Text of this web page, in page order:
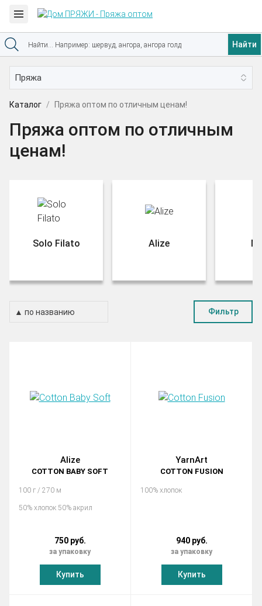
Найти
Каталог Пряжа оптом по отличным ценам!
Пряжа оптом по отличным
ценам!
Solo Filato Alize
Фильтр
Alize
COTTON BABY SOFT
100 г / 270 м
50% хлопок 50% акрил
750 руб.
за упаковку
Купить
YarnArt
COTTON FUSION
100% хлопок
940 руб.
за упаковку
Купить